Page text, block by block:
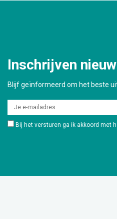
Inschrijven
Blijf geïnformeerd om het beste
Bij het versturen ga ik akkoord met